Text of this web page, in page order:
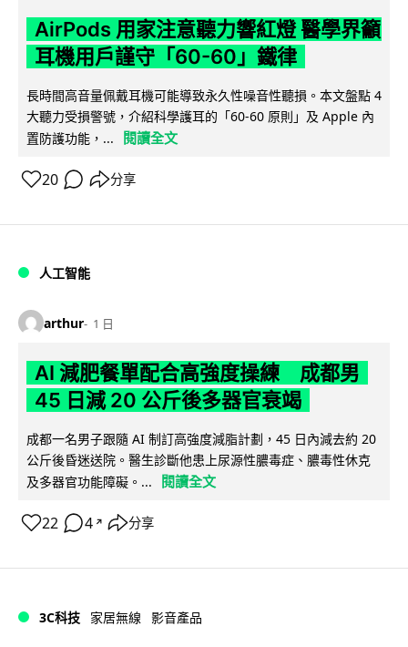
AirPods 用家注意聽力響紅燈 醫學界籲
耳機用戶謹守「60-60」鐵律
長時間高音量佩戴耳機可能導致永久性噪音性聽損。本文盤點 4
大聽力受損警號，介紹科學護耳的「60-60 原則」及 Apple 內
置防護功能，...
閱讀全文
20 分享
人工智能
arthur 1 日
AI 減肥餐單配合高強度操練 成都男
45 日減 20 公斤後多器官衰竭
成都一名男子跟隨 AI 制訂高強度減脂計劃，45 日內減去約 20
公斤後昏迷送院。醫生診斷他患上尿源性膿毒症、膿毒性休克
及多器官功能障礙。...
閱讀全文
22 4 ↗ 分享
3C科技 家居無線 影音產品